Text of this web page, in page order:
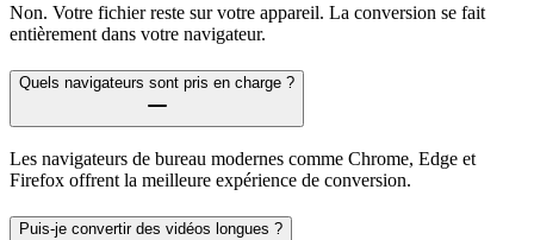
Non. Votre fichier reste sur votre appareil. La conversion se fait
entièrement dans votre navigateur.
Quels navigateurs sont pris en charge ?
Les navigateurs de bureau modernes comme Chrome, Edge et
Firefox offrent la meilleure expérience de conversion.
Puis-je convertir des vidéos longues ?